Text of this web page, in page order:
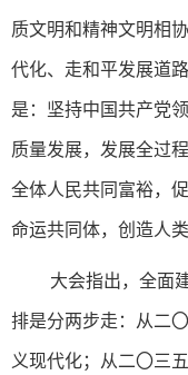
质文明和精神文明相
代化、走和平发展道
是：坚持中国共产党
质量发展，发展全过
全体人民共同富裕，
命运共同体，创造人
大会指出，全面
排是分两步走：从二
义现代化；从二〇三